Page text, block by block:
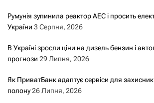
Румунія зупинила реактор АЕС і просить
України 3 Серпня, 2026
В Україні зросли ціни на дизель бензин і
прогнози 29 Липня, 2026
Як ПриватБанк адаптує сервіси для
полону26 Липня, 2026